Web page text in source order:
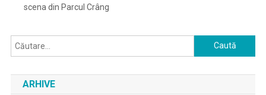
scena din Parcul Crâng
Caută
după:
ARHIVE